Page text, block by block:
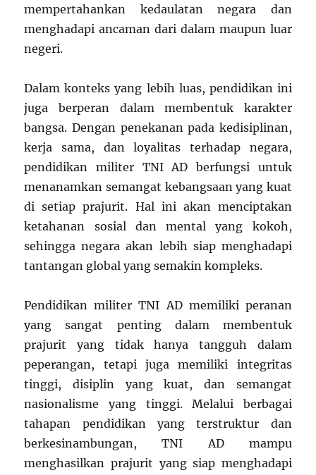
mempertahankan kedaulatan negara dan
menghadapi ancaman dari dalam maupun luar
negeri.
Dalam konteks yang lebih luas, pendidikan ini
juga berperan dalam membentuk karakter
bangsa. Dengan penekanan pada kedisiplinan,
kerja sama, dan loyalitas terhadap negara,
pendidikan militer TNI AD berfungsi untuk
menanamkan semangat kebangsaan yang kuat
di setiap prajurit. Hal ini akan menciptakan
ketahanan sosial dan mental yang kokoh,
sehingga negara akan lebih siap menghadapi
tantangan global yang semakin kompleks.
Pendidikan militer TNI AD memiliki peranan
yang sangat penting dalam membentuk
prajurit yang tidak hanya tangguh dalam
peperangan, tetapi juga memiliki integritas
tinggi, disiplin yang kuat, dan semangat
nasionalisme yang tinggi. Melalui berbagai
tahapan pendidikan yang terstruktur dan
berkesinambungan, TNI AD mampu
menghasilkan prajurit yang siap menghadapi